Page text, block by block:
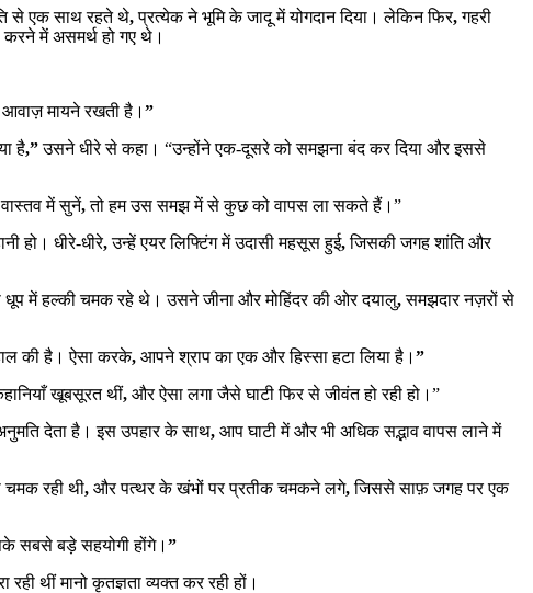
से एक साथ रहते थे,प्रत्येक ने भूमि के जादू में योगदान दिया। लेकिन फिर,गहरी
करने में असमर्थ हो गए थे।
आवाज़ मायने रखती है। ”
है,”उसने धीरे से कहा। “उन्होंने एक-दूसरे को समझना बंद कर दिया और इससे
में सुनें,तो हम उस समझ में से कुछ को वापस ला सकते हैं।”
हो। धीरे-धीरे,उन्हें एयर लिफ्टिंग में उदासी महसूस हुई,जिसकी जगह शांति और
धूप में हल्की चमक रहे थे। उसने जीना और मोहिंदर की ओर दयालु,समझदार नज़रों से
की है। ऐसा करके, आपने श्राप का एक और हिस्सा हटा लिया है। ”
खूबसूरत थीं, और ऐसा लगा जैसे घाटी फिर से जीवंत हो रही हो।”
देता है। इस उपहार के साथ, आप घाटी में और भी अधिक सद्भाव वापस लाने में
चमक रही थी, और पत्थर के खंभों पर प्रतीक चमकने लगे,जिससे साफ़ जगह पर एक
सबसे बड़े सहयोगी होंगे। ”
रही थीं मानो कृतज्ञता व्यक्त कर रही हों।